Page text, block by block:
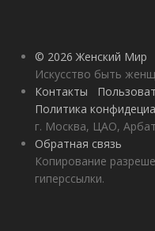
© 2026 Женский Мир
Искусство быть
Контакты
Политика
г. Москва, ЦАО,
Обратная связь
Копирование
гиперссылки.